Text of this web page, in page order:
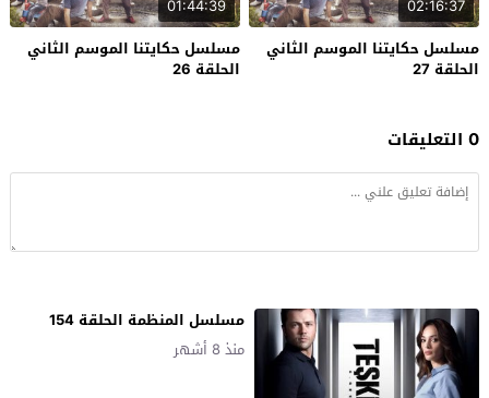
02:16:37
مسلسل حكايتنا الموسم الثاني
الحلقة 27
01:44:39
مسلسل حكايتنا الموسم الثاني
الحلقة 26
0 التعليقات
مسلسل المنظمة الحلقة 154
منذ 8 أشهر